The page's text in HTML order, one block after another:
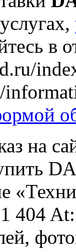
в
на
At: